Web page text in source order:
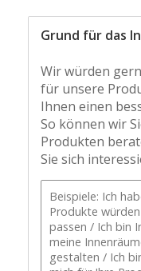
Grund für das
Wir würden
für unsere
Ihnen einen
So können wir
Produkten
Sie sich